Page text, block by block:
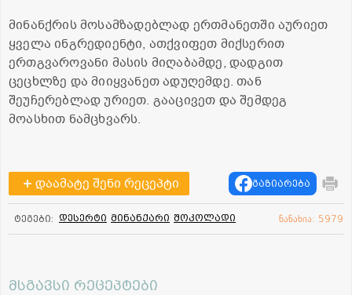
მინანქრის მოსამზადებლად ერთმანეთში აურიეთ
ყველა ინგრედიენტი, ათქვიფეთ მიქსერით
ერთგვაროვანი მასის მიღაბამდე, დადგით
ცეცხლზე და მიიყვანეთ ადუღემდე. თან
შეუჩერებლად ურიეთ. გააცივეთ და შემდეგ
მოასხით ნამცხვარს.
დაამატე შენი რეცეპტი გაზიარება
ტეგები: დესერტი მინანქარი შოკოლადი ნანახია: 5979
მსგავსი რეცეპტები